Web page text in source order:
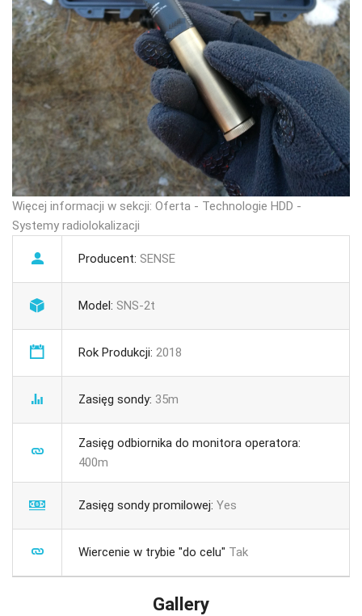
Więcej informacji w sekcji: Oferta - Technologie HDD -
Systemy radiolokalizacji
Producent: SENSE
Model: SNS-2t
Rok Produkcji: 2018
Zasięg sondy: 35m
Zasięg odbiornika do monitora operatora:
400m
Zasięg sondy promilowej: Yes
Wiercenie w trybie "do celu" Tak
Gallery